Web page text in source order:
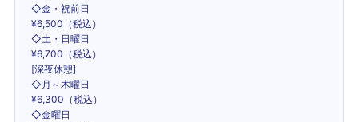
◇金・祝前日
¥6,500（税込）
◇土・日曜日
¥6,700（税込）
[深夜休憩]
◇月～木曜日
¥6,300（税込）
◇金曜日